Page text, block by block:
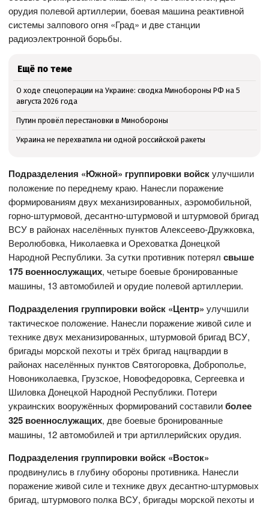
орудия полевой артиллерии, боевая машина реактивной
системы залпового огня «Град» и две станции
радиоэлектронной борьбы.
Ещё по теме
О ходе спецоперации на Украине: сводка Минобороны РФ на 5
августа 2026 года
Путин провёл перестановки в Минобороны
Украина не перехватила ни одной российской ракеты
Подразделения «Южной» группировки войскулучшили
положение по переднему краю. Нанесли поражение
формированиям двух механизированных, аэромобильной,
горно-штурмовой, десантно-штурмовой и штурмовой бригад
ВСУ в районах населённых пунктов Алексеево-Дружковка,
Веролюбовка, Николаевка и Ореховатка Донецкой
Народной Республики. За сутки противник потерялсвыше
175 военнослужащих, четыре боевые бронированные
машины, 13 автомобилей и орудие полевой артиллерии.
Подразделения группировки войск «Центр» улучшили
тактическое положение. Нанесли поражение живой силе и
технике двух механизированных, штурмовой бригад ВСУ,
бригады морской пехоты и трёх бригад нацгвардии в
районах населённых пунктов Святогоровка, Доброполье,
Новониколаевка, Грузское, Новофедоровка, Сергеевка и
Шиловка Донецкой Народной Республики. Потери
украинских вооружённых формирований составилиболее
325 военнослужащих, две боевые бронированные
машины, 12 автомобилей и три артиллерийских орудия.
Подразделения группировки войск «Восток»
продвинулись в глубину обороны противника. Нанесли
поражение живой силе и технике двух десантно-штурмовых
бригад, штурмового полка ВСУ, бригады морской пехоты и